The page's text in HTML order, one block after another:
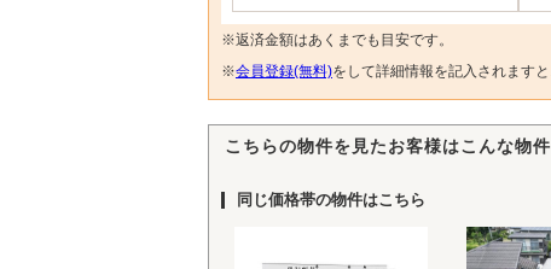
※返済金額はあくまでも目安です。
※会員登録(無料)をして詳細情報を記入されます
こちらの物件を見たお客様はこんな物
同じ価格帯の物件はこちら